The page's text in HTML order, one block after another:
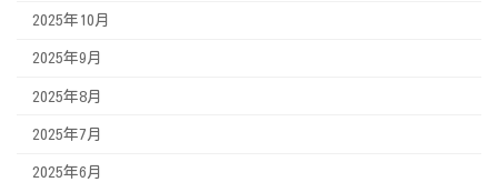
2025年10月
2025年9月
2025年8月
2025年7月
2025年6月